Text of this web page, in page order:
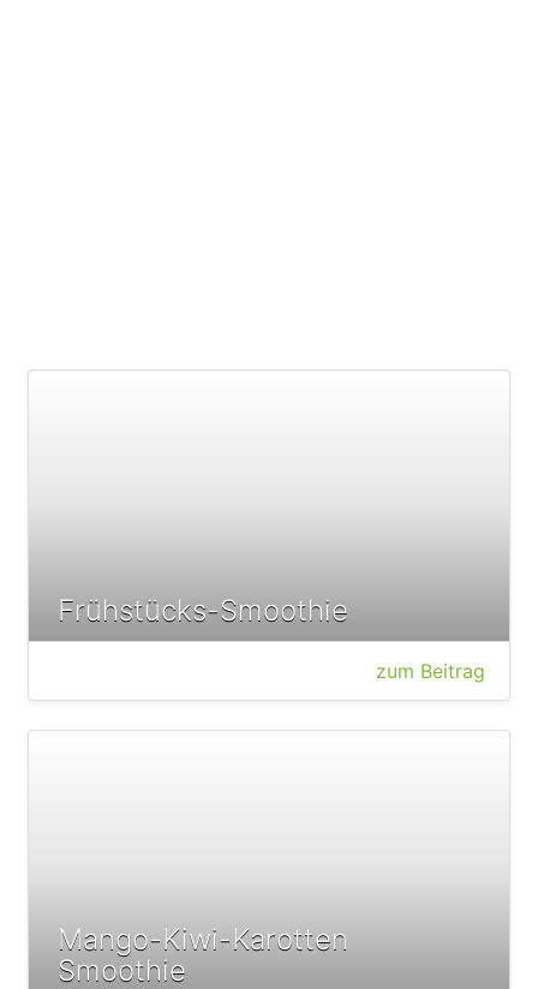
Frühstücks-Smoothie
zum Beitrag
Mango-Kiwi-Karotten
Smoothie